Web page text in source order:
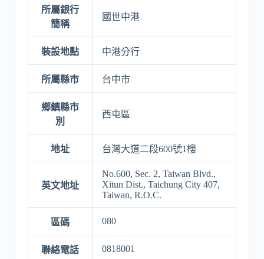
所屬銀行
簡稱
國世中港
裝設地點 中港分行
所屬縣市 台中市
鄉鎮縣市
別
西屯區
地址 台灣大道二段600號1樓
英文地址
No.600, Sec. 2, Taiwan Blvd.,
Xitun Dist., Taichung City 407,
Taiwan, R.O.C.
區碼 080
聯絡電話 0818001